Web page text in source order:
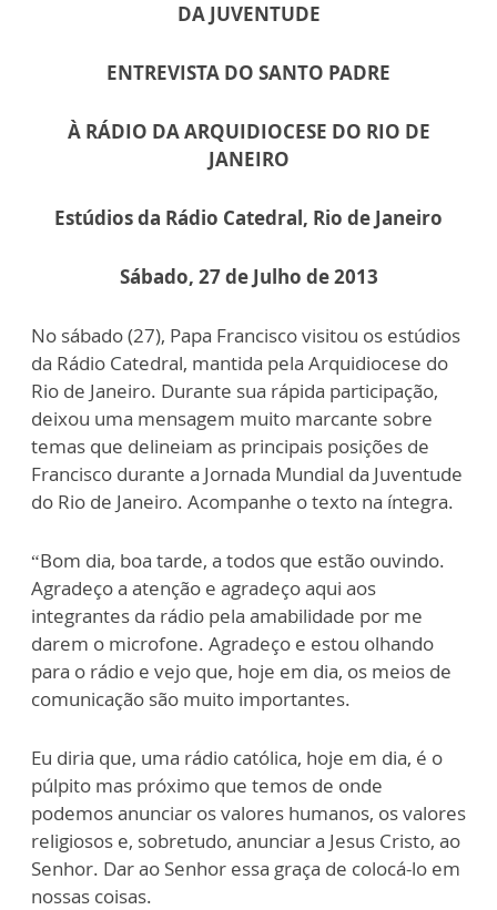
DA JUVENTUDE
ENTREVISTA DO SANTO PADRE
À RÁDIO DA ARQUIDIOCESE DO RIO DE
JANEIRO
Estúdios da Rádio Catedral, Rio de Janeiro
Sábado, 27 de Julho de 2013
No sábado (27), Papa Francisco visitou os estúdios
da Rádio Catedral, mantida pela Arquidiocese do
Rio de Janeiro. Durante sua rápida participação,
deixou uma mensagem muito marcante sobre
temas que delineiam as principais posições de
Francisco durante a Jornada Mundial da Juventude
do Rio de Janeiro. Acompanhe o texto na íntegra.
“Bom dia, boa tarde, a todos que estão ouvindo.
Agradeço a atenção e agradeço aqui aos
integrantes da rádio pela amabilidade por me
darem o microfone. Agradeço e estou olhando
para o rádio e vejo que, hoje em dia, os meios de
comunicação são muito importantes.
Eu diria que, uma rádio católica, hoje em dia, é o
púlpito mas próximo que temos de onde
podemos anunciar os valores humanos, os valores
religiosos e, sobretudo, anunciar a Jesus Cristo, ao
Senhor. Dar ao Senhor essa graça de colocá-lo em
nossas coisas.